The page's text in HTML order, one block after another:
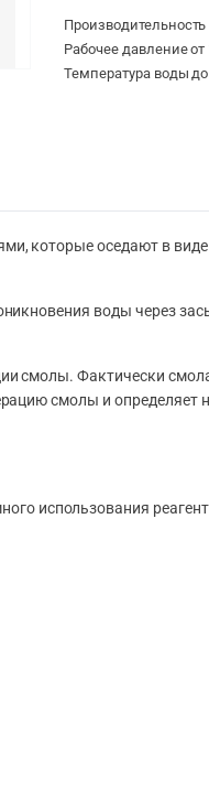
Рабочее давление от
Температура воды
оседают в
воды через
смолы. Фактически
смолы и определяет
использования